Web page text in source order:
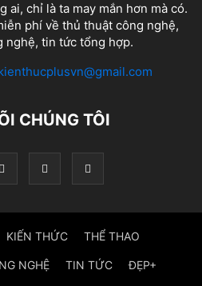
ai, chỉ là ta may mắn hơn mà có.
phí về thủ thuật công nghệ,
nghệ, tin tức tổng hợp.
CHÚNG TÔI
KIẾN THỨC THỂ THAO
NGHỆ TIN TỨC ĐẸP+